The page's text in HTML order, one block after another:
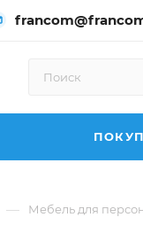
— Мебель для